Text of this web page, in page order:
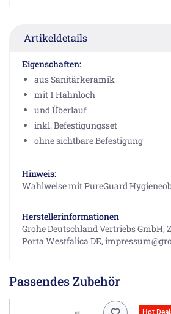
Artikeldetails
Eigenschaften:
aus Sanitärkeramik
mit 1 Hahnloch
und Überlauf
inkl. Befestigungsset
ohne sichtbare Befestigung
Hinweis:
Wahlweise mit PureGuard
Herstellerinformationen
Grohe Deutschland Vertriebs GmbH,
Porta Westfalica DE,
Passendes Zubehör
Hot